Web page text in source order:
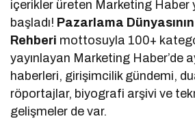
içerikler üreten Marketing Haber
başladı! Pazarlama
Rehberi mottosuyla 100+
yayınlayan Marketing Haber’de
haberleri, girişimcilik gündemi,
röportajlar, biyografi arşivi ve
gelişmeler de var.